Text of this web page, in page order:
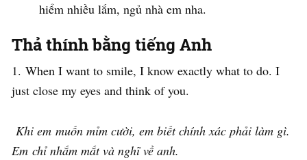
hiểm nhiều lắm, ngủ nhà em nha.
Thả thính bằng tiếng Anh
1. When I want to smile, I know exactly what to do. I
just close my eyes and think of you.
Khi em muốn mỉm cười, em biết chính xác phải làm gì.
Em chỉ nhắm mắt và nghĩ về anh.